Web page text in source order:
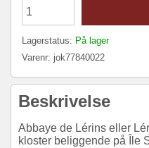
Lagerstatus: På lager
Varenr: jok77840022
Beskrivelse
Abbaye de Lérins eller
kloster beliggende på Île